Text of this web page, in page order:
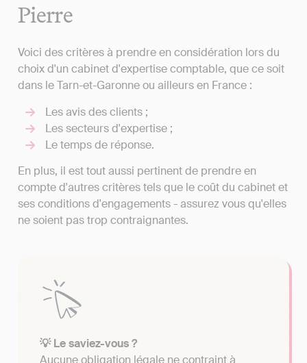
Pierre
Voici des critères à prendre en considération lors du
choix d'un cabinet d'expertise comptable, que ce soit
dans le Tarn-et-Garonne ou ailleurs en France :
Les avis des clients ;
Les secteurs d'expertise ;
Le temps de réponse.
En plus, il est tout aussi pertinent de prendre en
compte d'autres critères tels que le coût du cabinet et
ses conditions d'engagements - assurez vous qu'elles
ne soient pas trop contraignantes.
💡 Le saviez-vous ?
Aucune obligation légale ne contraint à